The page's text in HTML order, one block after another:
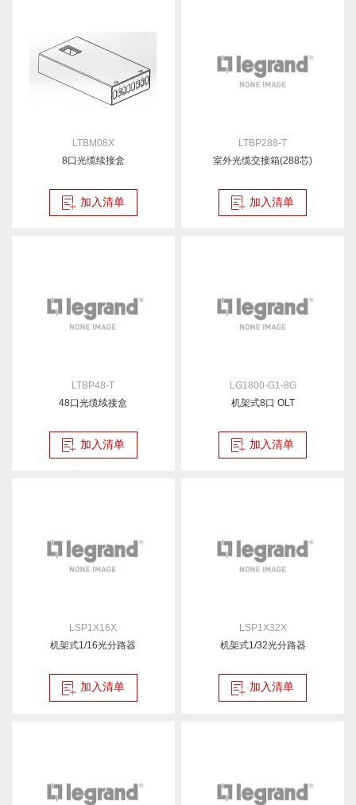
LTBM08X
8口光缆续接盒
加入清单
LTBP288-T
室外光缆交接箱(288芯)
加入清单
LTBP48-T
48口光缆续接盒
加入清单
LG1800-G1-8G
机架式8口 OLT
加入清单
LSP1X16X
机架式1/16光分路器
加入清单
LSP1X32X
机架式1/32光分路器
加入清单